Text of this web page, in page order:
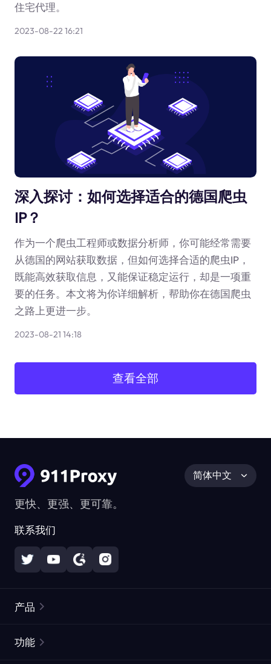
住宅代理。
2023-08-22 16:21
深入探讨：如何选择适合的德国爬虫
IP？
作为一个爬虫工程师或数据分析师，你可能经常需要
从德国的网站获取数据，但如何选择合适的爬虫IP，
既能高效获取信息，又能保证稳定运行，却是一项重
要的任务。本文将为你详细解析，帮助你在德国爬虫
之路上更进一步。
2023-08-21 14:18
查看全部
更快、更强、更可靠。
联系我们
简体中文
产品
功能